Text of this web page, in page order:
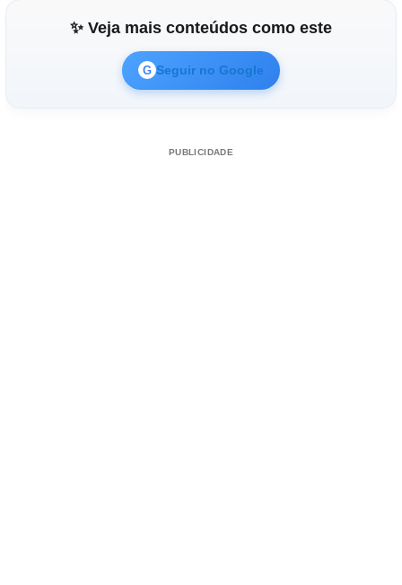
✨ Veja mais conteúdos como este
G Seguir no Google
PUBLICIDADE